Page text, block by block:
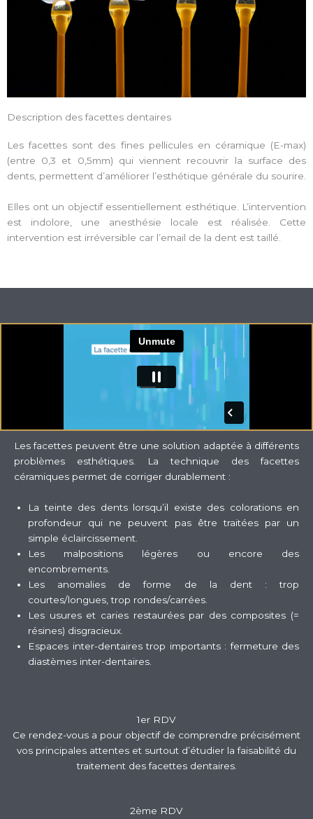
Description des facettes dentaires
Les facettes sont des fines pellicules en céramique (E-max)
(entre 0,3 et 0,5mm) qui viennent recouvrir la surface des
dents, permettent d’améliorer l’esthétique générale du sourire.
Elles ont un objectif essentiellement esthétique. L’intervention
est indolore, une anesthésie locale est réalisée. Cette
intervention est irréversible car l’email de la dent est taillé.
Les facettes peuvent être une solution adaptée à différents
problèmes esthétiques. La technique des facettes
céramiques permet de corriger durablement :
La teinte des dents lorsqu’il existe des colorations en
profondeur qui ne peuvent pas être traitées par un
simple éclaircissement.
Les malpositions légères ou encore des
encombrements.
Les anomalies de forme de la dent : trop
courtes/longues, trop rondes/carrées.
Les usures et caries restaurées par des composites (=
résines) disgracieux.
Espaces inter-dentaires trop importants : fermeture des
diastèmes inter-dentaires.
1er RDV
Ce rendez-vous a pour objectif de comprendre précisément
vos principales attentes et surtout d’étudier la faisabilité du
traitement des facettes dentaires.
2ème RDV